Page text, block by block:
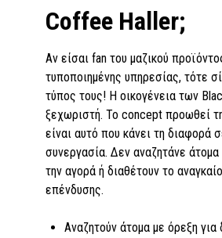
Coffee Haller;
Αν είσαι fan του μαζικού
τυποποιημένης υπηρεσίας, τότε
τύπος τους! Η οικογένεια των
ξεχωριστή. Το concept προωθεί
είναι αυτό που κάνει τη διαφορά
συνεργασία. Δεν αναζητάνε
την αγορά ή διαθέτουν το
επένδυσης.
Αναζητούν άτομα με όρεξη για